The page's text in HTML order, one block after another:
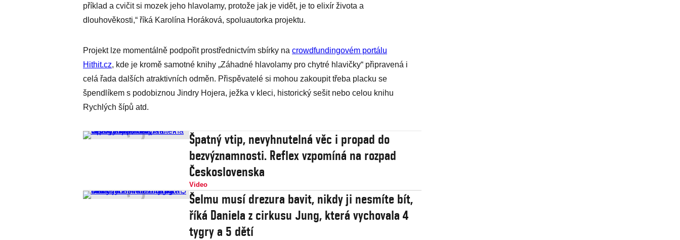
příklad a cvičit si mozek jeho hlavolamy, protože jak je vidět, je to elixír života a
dlouhověkosti,“ říká Karolína Horáková, spoluautorka projektu.
Projekt lze momentálně podpořit prostřednictvím sbírky na crowdfundingovém portálu
Hithit.cz, kde je kromě samotné knihy „Záhadné hlavolamy pro chytré hlavičky“ připravená i
celá řada dalších atraktivních odměn. Přispěvatelé si mohou zakoupit třeba placku se
špendlíkem s podobiznou Jindry Hojera, ježka v kleci, historický sešit nebo celou knihu
Rychlých šípů atd.
Špatný vtip, nevyhnutelná věc i propad do
bezvýznamnosti. Reflex vzpomíná na rozpad
Československa
Video
Šelmu musí drezura bavit, nikdy ji nesmíte bít,
říká Daniela z cirkusu Jung, která vychovala 4
tygry a 5 dětí